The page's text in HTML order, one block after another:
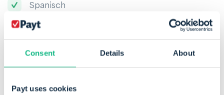
Consent Details About
Payt uses cookies
Spanisch
Flämisch